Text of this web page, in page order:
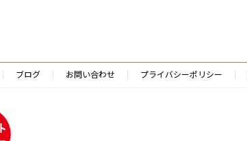
ブログ お問い合わせ プライバシーポリシー